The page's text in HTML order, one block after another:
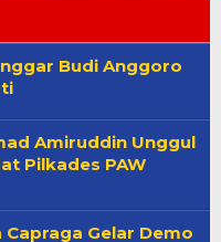
Budi Anggoro
Amiruddin Unggul
Pilkades PAW
Gelar Demo